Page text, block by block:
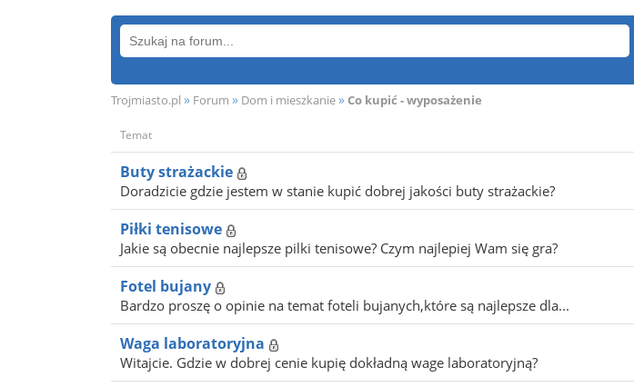
Trojmiasto.pl » Forum » Dom i mieszkanie» Co kupić - wyposażenie
Temat
Buty strażackie
Doradzicie gdzie jestem w stanie kupić dobrej jakości buty strażackie?
Piłki tenisowe
Jakie są obecnie najlepsze pilki tenisowe? Czym najlepiej Wam się gra?
Fotel bujany
Bardzo proszę o opinie na temat foteli bujanych,które są najlepsze dla...
Waga laboratoryjna
Witajcie. Gdzie w dobrej cenie kupię dokładną wage laboratoryjną?